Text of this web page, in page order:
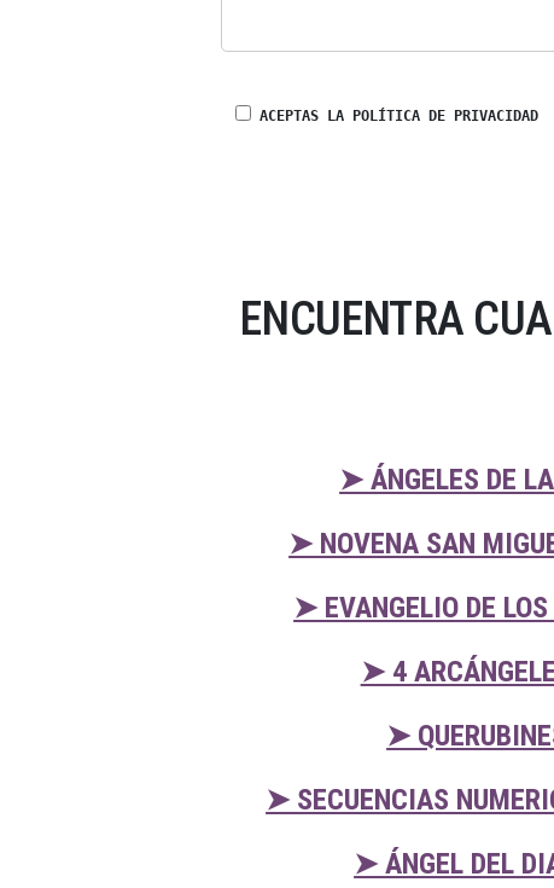
ACEPTAS LA POLÍTICA DE PRIVACIDAD
ENCUENTRA
➤ ÁNGELES DE
➤ NOVENA SAN
➤ EVANGELIO DE
➤ 4
➤
➤ SECUENCIAS
➤ ÁNGEL DEL